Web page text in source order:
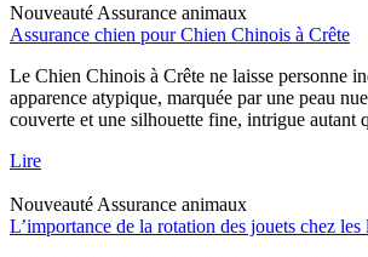
Nouveauté Assurance animaux
Assurance chien pour Chien Chinois à Crête
Le Chien Chinois à Crête ne laisse personne
apparence atypique, marquée par une peau
couverte et une silhouette fine, intrigue autant
Lire
Nouveauté Assurance animaux
L’importance de la rotation des jouets chez les